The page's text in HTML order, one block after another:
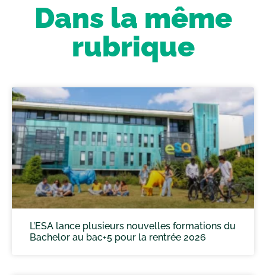
Dans la même
rubrique
L’ESA lance plusieurs nouvelles formations du
Bachelor au bac+5 pour la rentrée 2026